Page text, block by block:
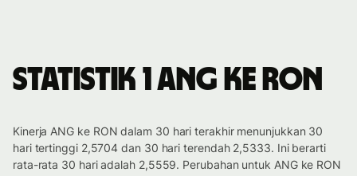
Statistik 1 ANG ke RON
Kinerja ANG ke RON dalam 30 hari terakhir menunjukkan 30
hari tertinggi 2,5704 dan 30 hari terendah 2,5333. Ini berarti
rata-rata 30 hari adalah 2,5559. Perubahan untuk ANG ke RON